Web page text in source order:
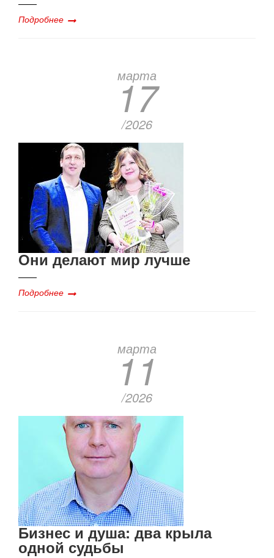
Подробнее
марта
17
/2026
Они делают мир лучше
Подробнее
марта
11
/2026
Бизнес и душа: два крыла
одной судьбы